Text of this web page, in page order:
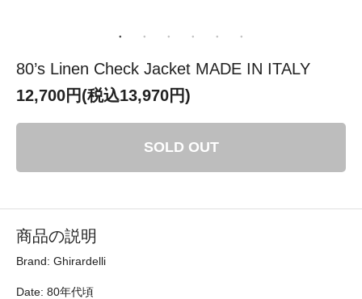
80’s Linen Check Jacket MADE IN ITALY
12,700円(税込13,970円)
SOLD OUT
商品の説明
Brand: Ghirardelli
Date: 80年代頃